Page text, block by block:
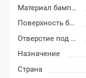
Материал бампера
Поверхность бампера
Отверстие под ПТФ
Назначение
Страна